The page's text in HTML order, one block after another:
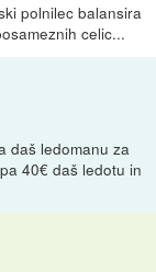
polnilec balansira
celic...
daš ledomanu za
40€ daš ledotu in